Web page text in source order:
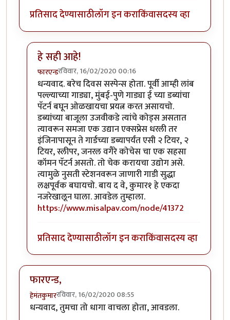
प्रतिसाद देण्यासाठीलॉग इन कराकिंवासदस्य व्हा
हे सही आहे!
फारएन्डरविवार, 16/02/2020 00:16
In reply toआणि हे हिंदी बघा ..byहेमंतकुमार
धन्यवाद. बरेच दिवस सस्पेन्स होता. पूर्वी आम्ही लांब
पल्ल्याच्या गाड्या, मुंबई-पुणे गाड्या ई च्या डब्यांचा
पॅटर्न बघून ओळखायचा प्रयत्न करत असायचो.
डब्यांच्या बाजूला उजवीकडे त्यांचे कोड्स असतात
त्यावरून समजा एक उद्यान एक्सप्रेस धरली तर
इंजिनापासून ते गार्डच्या डब्यापर्यंत एसी २ टियर, २
टियर, स्लीपर, जनरल वगैरे कोचेस चा एक सहसा
कॉमन पॅटर्न असतो. तो चेक करायचा उद्योग असे.
त्यामुळे नुसती स्टेशनवरून जाणारी गाडी सुद्धा
लक्षपूर्वक बघायचो. बाय द वे, कुमार१ हे एकदा
नजरेखालून घाला. आवडेल तुम्हाला.
https://www.misalpav.com/node/41372
प्रतिसाद देण्यासाठीलॉग इन कराकिंवासदस्य व्हा
फारएन्ड,
हेमंतकुमाररविवार, 16/02/2020 08:55
धन्यवाद, तुमचा तो धागा वाचला होता, आवडला.